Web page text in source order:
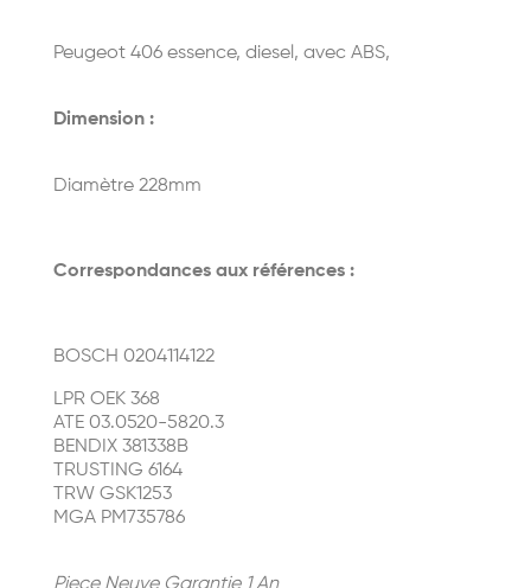
Peugeot 406 essence, diesel, avec ABS,
Dimension :
Diamètre 228mm
Correspondances aux références :
BOSCH 0204114122
LPR OEK 368
ATE 03.0520-5820.3
BENDIX 381338B
TRUSTING 6164
TRW GSK1253
MGA PM735786